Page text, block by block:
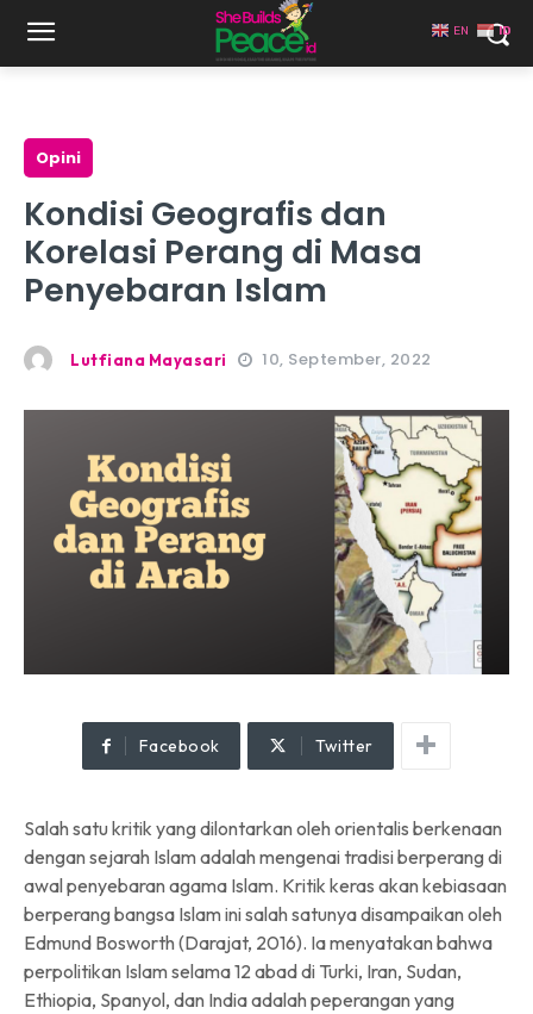
Opini
Kondisi Geografis dan
Korelasi Perang di Masa
Penyebaran Islam
Lutfiana Mayasari 10, September, 2022
Facebook Twitter
Salah satu kritik yang dilontarkan oleh orientalis berkenaan
dengan sejarah Islam adalah mengenai tradisi berperang di
awal penyebaran agama Islam. Kritik keras akan kebiasaan
berperang bangsa Islam ini salah satunya disampaikan oleh
Edmund Bosworth (Darajat, 2016). Ia menyatakan bahwa
perpolitikan Islam selama 12 abad di Turki, Iran, Sudan,
Ethiopia, Spanyol, dan India adalah peperangan yang
EN ID